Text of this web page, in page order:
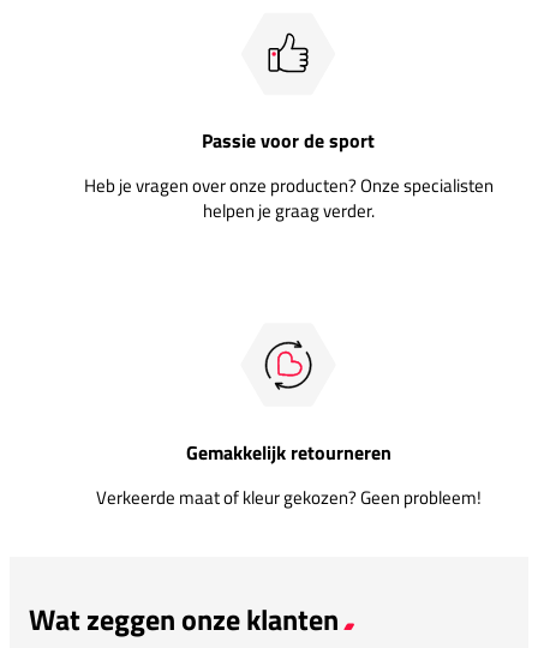
Passie voor de sport
Heb je vragen over onze producten? Onze specialisten
helpen je graag verder.
Gemakkelijk retourneren
Verkeerde maat of kleur gekozen? Geen probleem!
Wat zeggen onze klanten